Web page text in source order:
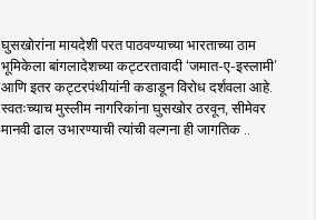
घुसखोरांना मायदेशी परत पाठवण्याच्या भारताच्या ठाम
भूमिकेला बांगलादेशच्या कट्टरतावादी ‘जमात-ए-इस्लामी’
आणि इतर कट्टरपंथीयांनी कडाडून विरोध दर्शवला आहे.
स्वतःच्याच मुस्लीम नागरिकांना घुसखोर ठरवून, सीमेवर
मानवी ढाल उभारण्याची त्यांची वल्गना ही जागतिक ..